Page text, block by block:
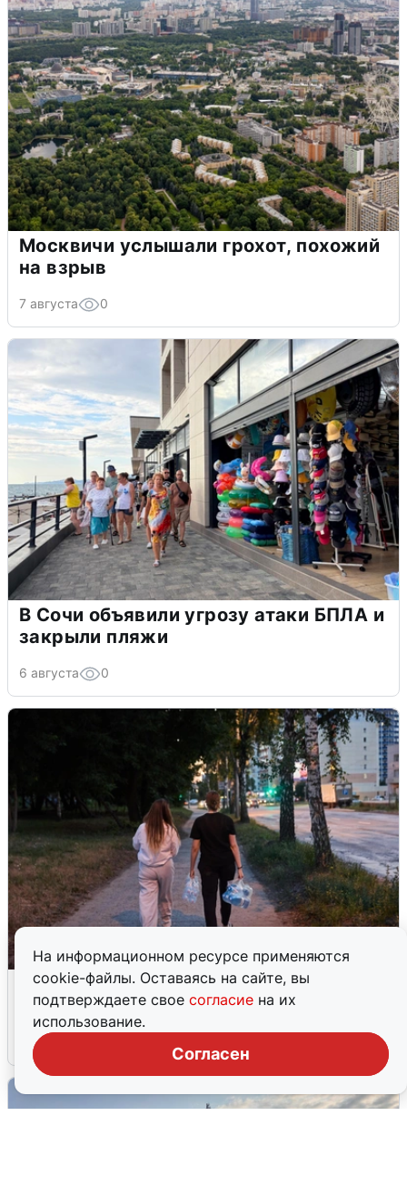
На информационном ресурсе применяются
cookie-файлы. Оставаясь на сайте, вы
подтверждаете свое согласие на их
использование.
Согласен
Москвичи услышали грохот, похожий
на взрыв
7 августа 0
В Сочи объявили угрозу атаки БПЛА и
закрыли пляжи
6 августа 0
Опубликована карта отключений
воды в Воронеже
6 августа